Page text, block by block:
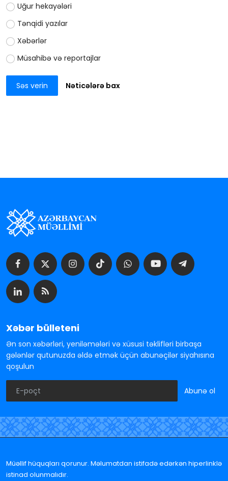
Uğur hekayələri
Tənqidi yazılar
Xəbərlər
Müsahibə və reportajlar
Səs verin Nəticələrə bax
Xəbər bülleteni
Ən son xəbərləri, yeniləmələri və xüsusi təklifləri birbaşa
gələnlər qutunuzda əldə etmək üçün abunəçilər siyahısına
qoşulun
Abunə ol
Müəllif hüquqları qorunur. Məlumatdan istifadə edərkən hiperlinklə
istinad olunmalıdır.